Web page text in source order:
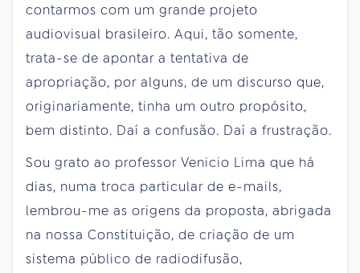
contarmos com um grande projeto
audiovisual brasileiro. Aqui, tão somente,
trata-se de apontar a tentativa de
apropriação, por alguns, de um discurso que,
originariamente, tinha um outro propósito,
bem distinto. Daí a confusão. Daí a frustração.
Sou grato ao professor Venicio Lima que há
dias, numa troca particular de e-mails,
lembrou-me as origens da proposta, abrigada
na nossa Constituição, de criação de um
sistema público de radiodifusão,